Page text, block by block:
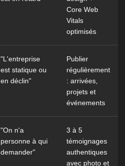
Core Web
Vitals
optimisés
"L'entreprise
est statique ou
en déclin"
Publier
régulièrement
: arrivées,
projets et
événements
"On n'a
personne à qui
demander"
3 à 5
témoignages
authentiques
avec photo et